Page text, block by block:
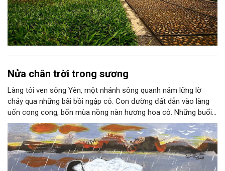
Nửa chân trời trong sương
Làng tôi ven sông Yên, một nhánh sông quanh năm lững lờ
chảy qua những bãi bồi ngập cỏ. Con đường đất dẫn vào làng
uốn cong cong, bốn mùa nồng nàn hương hoa cỏ. Những buổi
hoàng hôn, khi nắng đã dịu xuống phía cuối sông, đám hoa tím
lại thẫm màu như có ai vừa rắc lên một lớp khói.